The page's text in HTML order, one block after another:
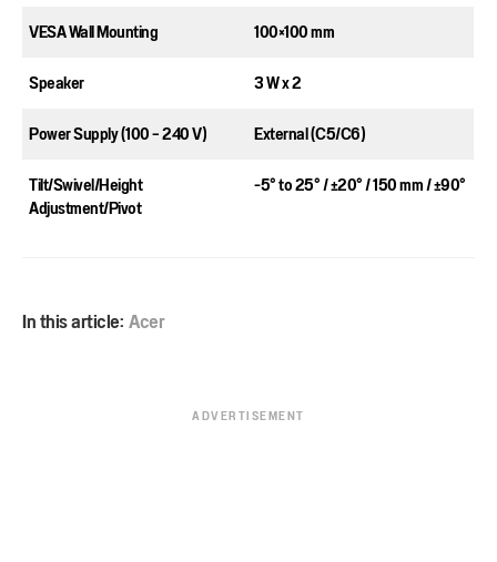
VESA Wall Mounting​
100×100 mm​
Speaker​
3 W x 2 ​
Power Supply (100 – 240 V)​
External (C5/C6)​
Tilt/Swivel/Height
Adjustment/Pivot​
-5° to 25° / ±20° / 150 mm / ±90°​
In this article:Acer
ADVERTISEMENT